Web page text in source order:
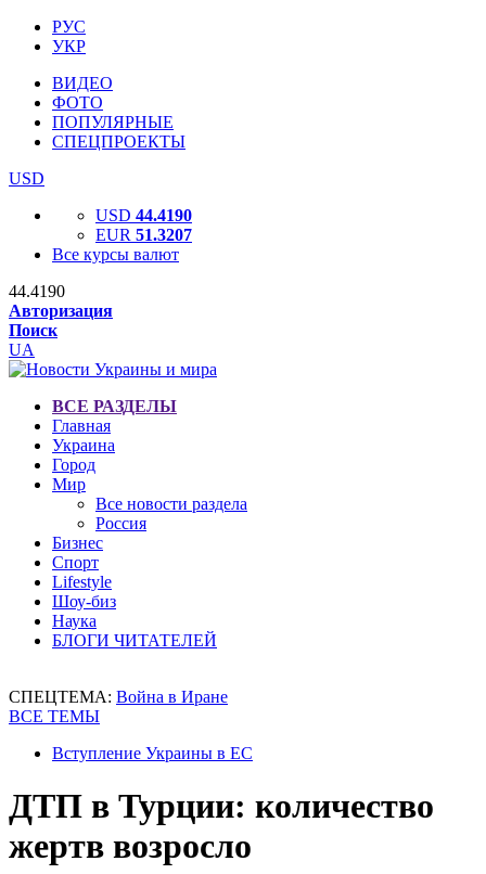
РУС
УКР
ВИДЕО
ФОТО
ПОПУЛЯРНЫЕ
СПЕЦПРОЕКТЫ
USD
USD 44.4190
EUR 51.3207
Все курсы валют
44.4190
Авторизация
Поиск
UA
ВСЕ РАЗДЕЛЫ
Главная
Украина
Город
Мир
Все новости раздела
Россия
Бизнес
Спорт
Lifestyle
Шоу-биз
Наука
БЛОГИ ЧИТАТЕЛЕЙ
СПЕЦТЕМА: Война в Иране
ВСЕ ТЕМЫ
Вступление Украины в ЕС
ДТП в Турции: количество
жертв возросло